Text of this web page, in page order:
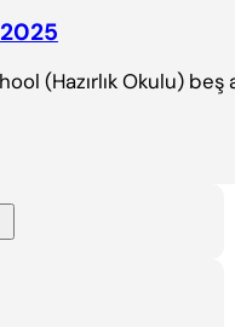
(Hazırlık Okulu)